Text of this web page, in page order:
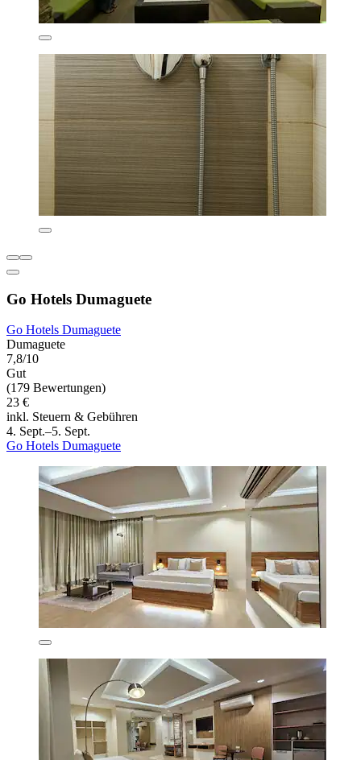
Go Hotels Dumaguete
Go Hotels Dumaguete
Dumaguete
7,8/10
Gut
(179 Bewertungen)
23 €
inkl. Steuern & Gebühren
4. Sept.–5. Sept.
Go Hotels Dumaguete